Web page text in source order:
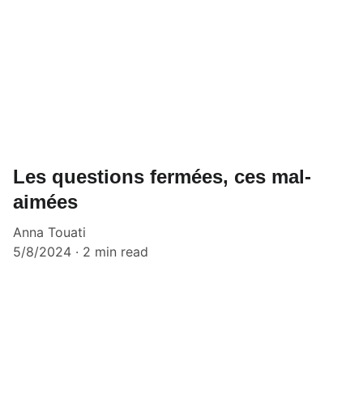
Les questions fermées, ces mal-
aimées
Anna Touati
5/8/2024
2 min read